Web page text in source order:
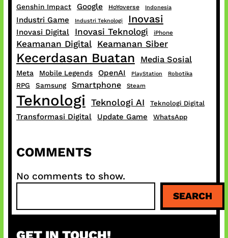
Genshin Impact Google HoYoverse Indonesia
Industri Game Industri Teknologi Inovasi
Inovasi Digital Inovasi Teknologi iPhone
Keamanan Digital Keamanan Siber
Kecerdasan Buatan Media Sosial
Meta Mobile Legends OpenAI PlayStation Robotika
RPG Samsung Smartphone Steam
Teknologi Teknologi AI Teknologi Digital
Transformasi Digital Update Game WhatsApp
COMMENTS
No comments to show.
a
SEARCH
GET IN TOUCH!